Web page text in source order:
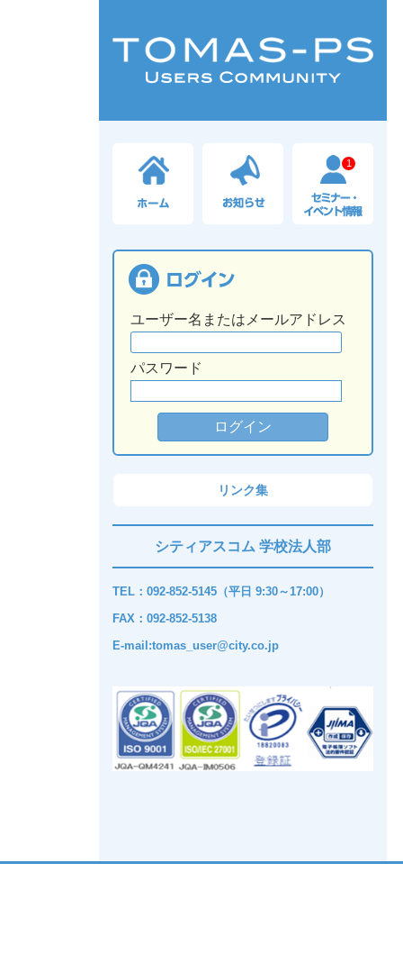
1
ユーザー名またはメールアドレス
パスワード
リンク集
シティアスコム 学校法人部
TEL：092-852-5145（平日 9:30～17:00）
FAX：092-852-5138
E-mail:tomas_user@city.co.jp